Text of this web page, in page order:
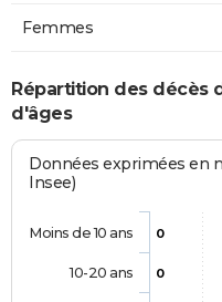
Femmes
Répartition des décès
d'âges
Données exprimées en
Insee)
0
0
Moins de 10 ans
10-20 ans